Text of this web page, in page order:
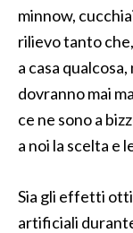
minnow,
rilievo tanto
a casa
dovranno mai
ce ne sono a
a noi la scelta e
Sia gli effetti
artificiali